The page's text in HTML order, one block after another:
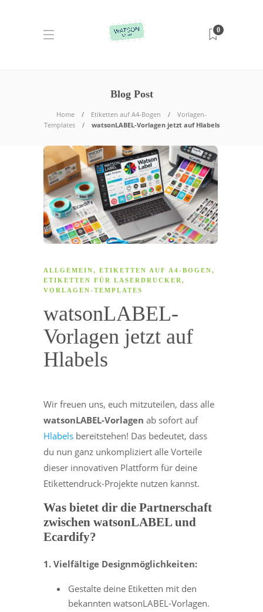
0
Blog Post
Home Etiketten auf A4-Bogen
Vorlagen-
Templates
watsonLABEL-Vorlagen jetzt auf Hlabels
ALLGEMEIN, ETIKETTEN AUF A4-BOGEN,
ETIKETTEN FÜR LASERDRUCKER ,
VORLAGEN-TEMPLATES
watsonLABEL-
Vorlagen jetzt auf
Hlabels
Wir freuen uns, euch mitzuteilen, dass alle
watsonLABEL-Vorlagen ab sofort auf
Hlabels bereitstehen! Das bedeutet, dass
du nun ganz unkompliziert alle Vorteile
dieser innovativen Plattform für deine
Etikettendruck-Projekte nutzen kannst.
Was bietet dir die Partnerschaft
zwischen watsonLABEL und
Ecardify?
1. Vielfältige Designmöglichkeiten:
Gestalte deine Etiketten mit den
bekannten watsonLABEL-Vorlagen.